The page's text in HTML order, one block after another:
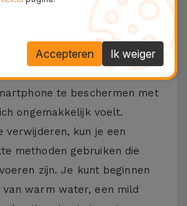
hoesje op een telefoon
er na verloop van tijd een
Iets waar iedereen die
te beschermen met
ongemakkelijk voelt.
verwijderen, kun je een
methoden gebruiken die
zijn. Je kunt beginnen
van warm water, een mild
Ik weiger
Accepteren